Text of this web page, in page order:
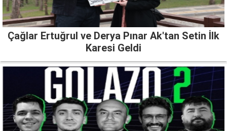
Çağlar Ertuğrul ve Derya Pınar Ak'tan Setin İlk
Karesi Geldi